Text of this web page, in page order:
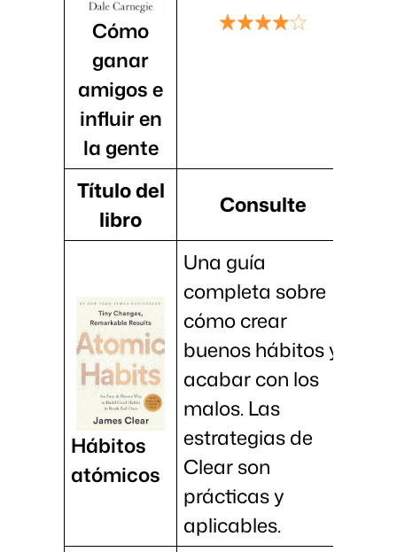
Cómo
ganar
amigos e
influir en
la gente
Título del
libro
Consulte
Hábitos
atómicos
Una guía
completa sobre
cómo crear
buenos hábitos y
acabar con los
malos. Las
estrategias de
Clear son
prácticas y
aplicables.